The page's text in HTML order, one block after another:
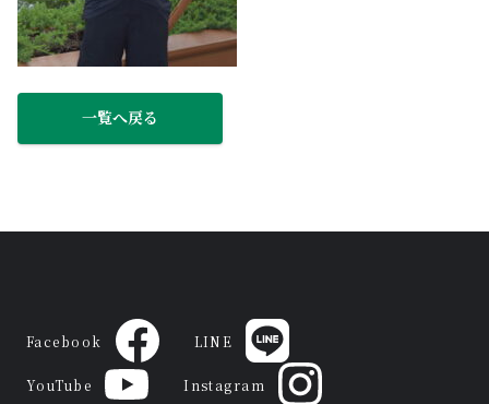
WEB会員サービス
WEB MEMBERS SERVISES
新卒採用
092-323-8181
一覧へ戻る
Facebook LINE
YouTube Instagram